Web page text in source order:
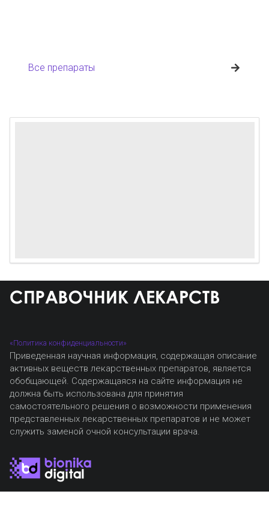
Все препараты
«Политика конфиденциальности»
Приведенная научная информация, содержащая описание
активных веществ лекарственных препаратов, является
обобщающей. Содержащаяся на сайте информация не
должна быть использована для принятия
самостоятельного решения о возможности применения
представленных лекарственных препаратов и не может
служить заменой очной консультации врача.